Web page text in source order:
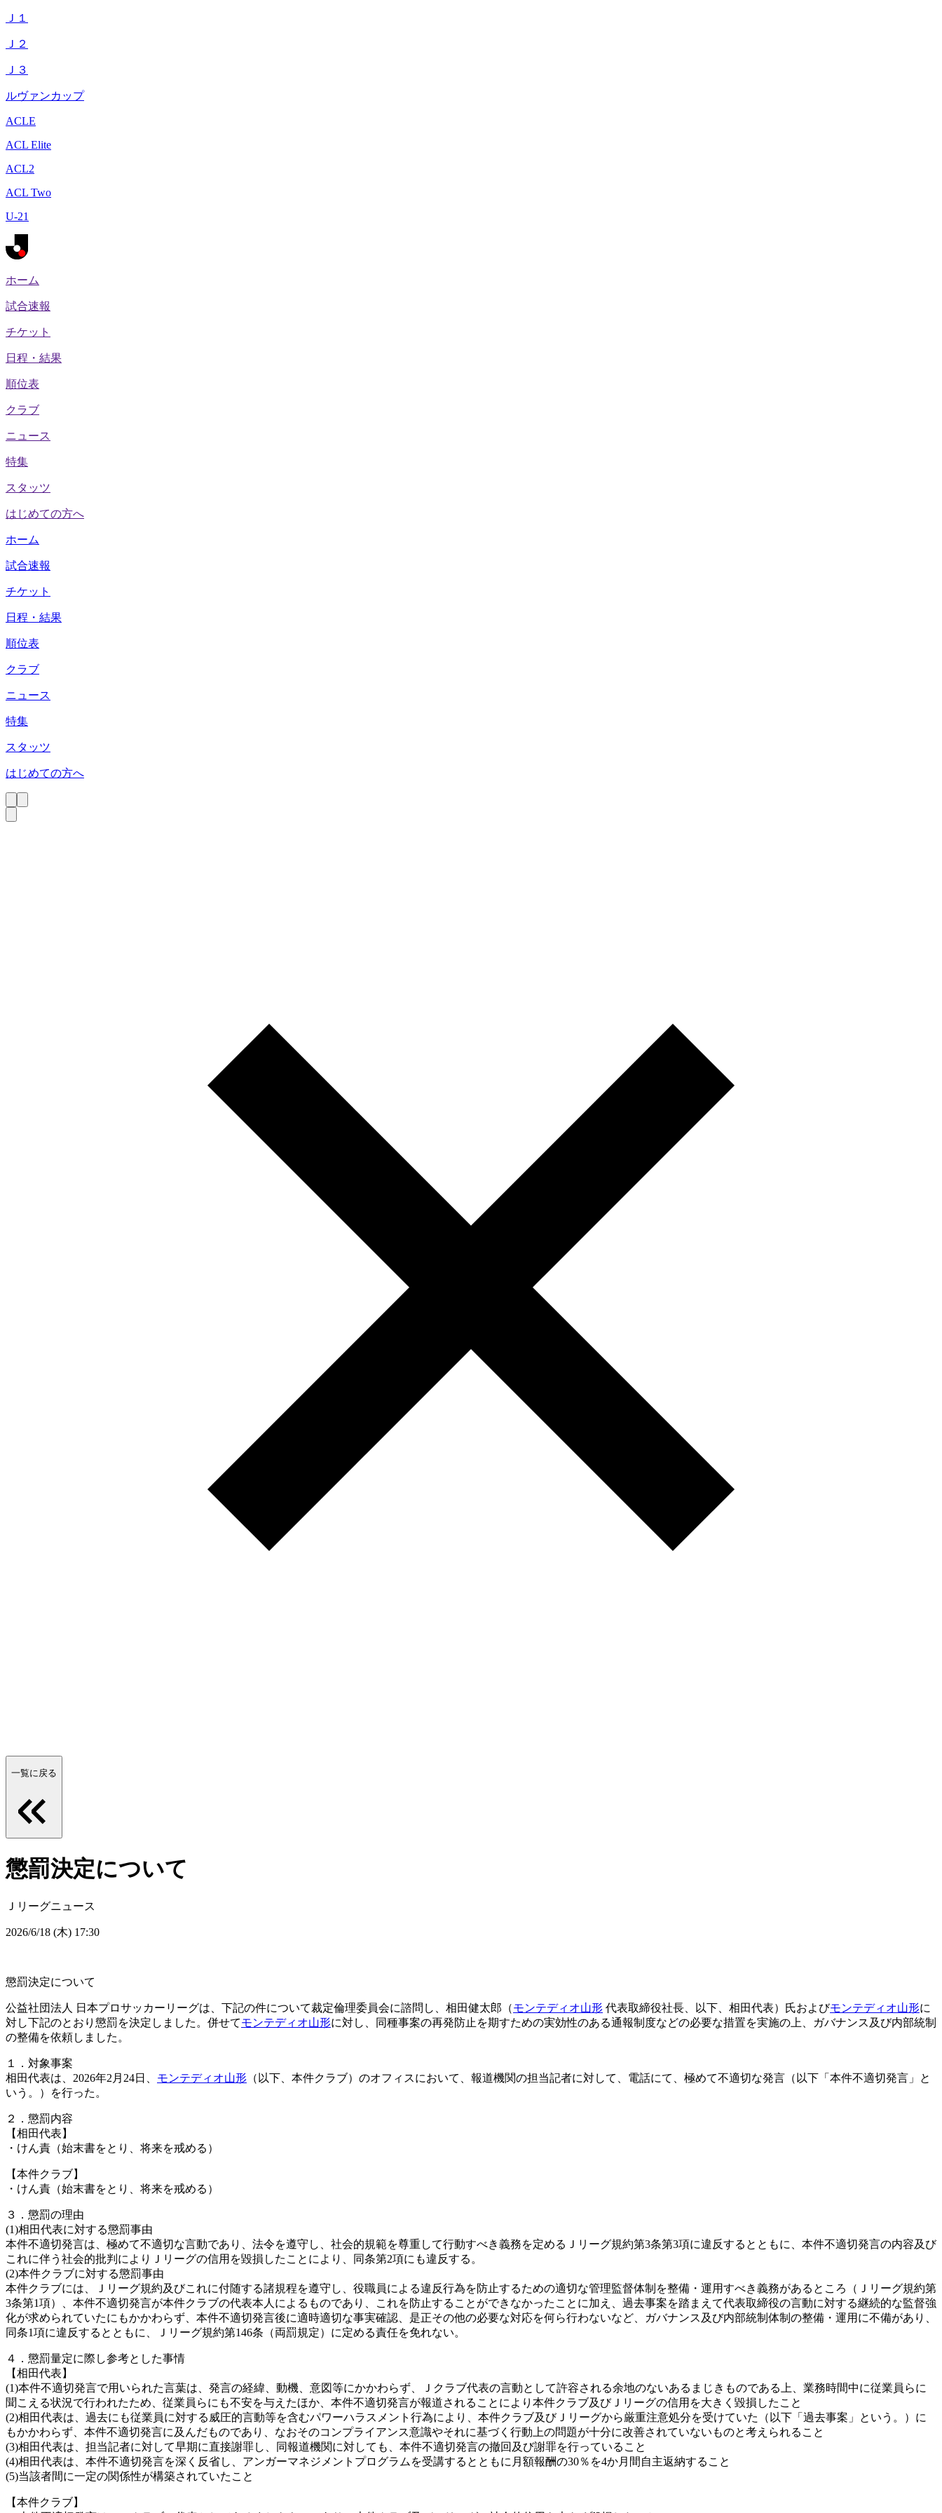
Ｊ１
Ｊ２
Ｊ３
ルヴァンカップ
ACLE
ACL Elite
ACL2
ACL Two
U-21
ホーム
試合速報
チケット
日程・結果
順位表
クラブ
ニュース
特集
スタッツ
はじめての方へ
ホーム
試合速報
チケット
日程・結果
順位表
クラブ
ニュース
特集
スタッツ
はじめての方へ
一覧に戻る
懲罰決定について
Ｊリーグニュース
2026/6/18 (木) 17:30
懲罰決定について
公益社団法人 日本プロサッカーリーグは、下記の件について裁定倫理委員会に諮問し、相田健太郎（モンテディオ山形 代表取締役社長、以下、相田代表）氏およびモンテディオ山形に
対し下記のとおり懲罰を決定しました。併せてモンテディオ山形に対し、同種事案の再発防止を期すための実効性のある通報制度などの必要な措置を実施の上、ガバナンス及び内部統制
の整備を依頼しました。
１．対象事案
相田代表は、2026年2月24日、 モンテディオ山形 （以下、本件クラブ）のオフィスにおいて、報道機関の担当記者に対して、電話にて、極めて不適切な発言（以下「本件不適切発言」と
いう。）を行った。
２．懲罰内容
【相田代表】
・けん責（始末書をとり、将来を戒める）
【本件クラブ】
・けん責（始末書をとり、将来を戒める）
３．懲罰の理由
(1)相田代表に対する懲罰事由
本件不適切発言は、極めて不適切な言動であり、法令を遵守し、社会的規範を尊重して行動すべき義務を定めるＪリーグ規約第3条第3項に違反するとともに、本件不適切発言の内容及び
これに伴う社会的批判によりＪリーグの信用を毀損したことにより、同条第2項にも違反する。
(2)本件クラブに対する懲罰事由
本件クラブには、Ｊリーグ規約及びこれに付随する諸規程を遵守し、役職員による違反行為を防止するための適切な管理監督体制を整備・運用すべき義務があるところ（Ｊリーグ規約第
3条第1項）、本件不適切発言が本件クラブの代表本人によるものであり、これを防止することができなかったことに加え、過去事案を踏まえて代表取締役の言動に対する継続的な監督強
化が求められていたにもかかわらず、本件不適切発言後に適時適切な事実確認、是正その他の必要な対応を何ら行わないなど、ガバナンス及び内部統制体制の整備・運用に不備があり、
同条1項に違反するとともに、Ｊリーグ規約第146条（両罰規定）に定める責任を免れない。
４．懲罰量定に際し参考とした事情
【相田代表】
(1)本件不適切発言で用いられた言葉は、発言の経緯、動機、意図等にかかわらず、Ｊクラブ代表の言動として許容される余地のないあるまじきものである上、業務時間中に従業員らに
聞こえる状況で行われたため、従業員らにも不安を与えたほか、本件不適切発言が報道されることにより本件クラブ及びＪリーグの信用を大きく毀損したこと
(2)相田代表は、過去にも従業員に対する威圧的言動等を含むパワーハラスメント行為により、本件クラブ及びＪリーグから厳重注意処分を受けていた（以下「過去事案」という。）に
もかかわらず、本件不適切発言に及んだものであり、なおそのコンプライアンス意識やそれに基づく行動上の問題が十分に改善されていないものと考えられること
(3)相田代表は、担当記者に対して早期に直接謝罪し、同報道機関に対しても、本件不適切発言の撤回及び謝罪を行っていること
(4)相田代表は、本件不適切発言を深く反省し、アンガーマネジメントプログラムを受講するとともに月額報酬の30％を4か月間自主返納すること
(5)当該者間に一定の関係性が構築されていたこと
【本件クラブ】